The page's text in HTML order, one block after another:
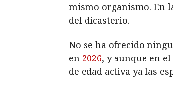
mismo organismo. En
del dicasterio.
No se ha ofrecido
en 2026, y aunque en
de edad activa ya las